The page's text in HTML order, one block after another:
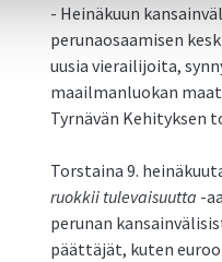
- Heinäkuun
perunaosaamisen
uusia vierailijoita,
maailmanluokan
Tyrnävän Kehityksen
Torstaina 9.
ruokkii tulevaisuutta -
perunan
päättäjät, kuten